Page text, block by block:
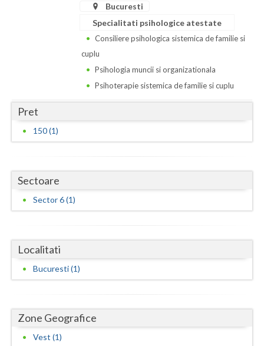
Giurgiu
Gorj
Hunedoara
Ilfov
Maramures
Mures
Neamt
Bucuresti
Specialitati psihologice atestate
Consiliere psihologica sistemica de familie si
cuplu
Psihologia muncii si organizationala
Psihoterapie sistemica de familie si cuplu
Pret
150 (1)
Sectoare
Sector 6 (1)
Localitati
Bucuresti (1)
Zone Geografice
Vest (1)